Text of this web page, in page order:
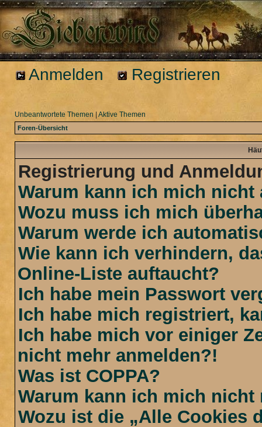
Anmelden Registrieren
Unbeantwortete Themen Aktive Themen
Foren-Übersicht
Registrierung und
Warum kann ich mich nicht
Wozu muss ich mich
Warum werde ich
Wie kann ich verhindern,
Online-Liste auftaucht?
Ich habe mein Passwort
Ich habe mich registriert,
Ich habe mich vor einiger
nicht mehr anmelden?!
Was ist COPPA?
Warum kann ich mich nicht
Wozu ist die „Alle Cookies